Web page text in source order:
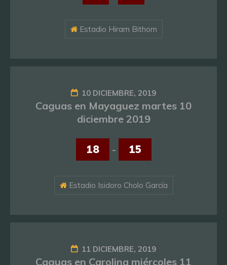
Estadio Hiram Bithorn
10 DICIEMBRE, 2019
Caguas en Mayaguez martes 10
diciembre 2019
18 - 15
Estadio Isidoro Cholo García
11 DICIEMBRE, 2019
Caguas en Carolina miércoles 11